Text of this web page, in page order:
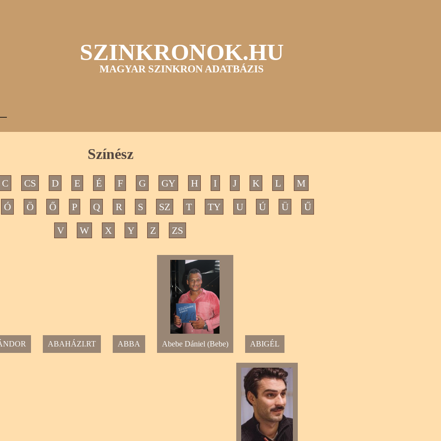
SZINKRONOK.HU
MAGYAR SZINKRON ADATBÁZIS
Színész
C CS D E É F G GY H I J K L M
Ó Ö Ő P Q R S SZ T TY U Ú Ü Ű
V W X Y Z ZS
ABAHÁZI.RT ABBA Abebe Dániel (Bebe) ABIGÉL